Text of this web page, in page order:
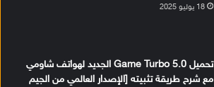
18 يوليو 2025
تحميل Game Turbo 5.0 الجديد لهواتف شاومي
مع شرح طريقة تثبيته [الإصدار العالمي من الجيم